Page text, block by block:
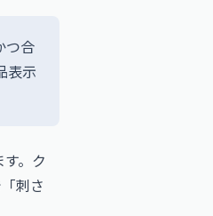
つ合
表示
。ク
刺さ